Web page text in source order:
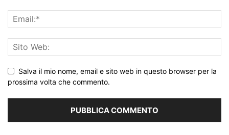
Salva il mio nome, email e sito web in questo browser per la
prossima volta che commento.